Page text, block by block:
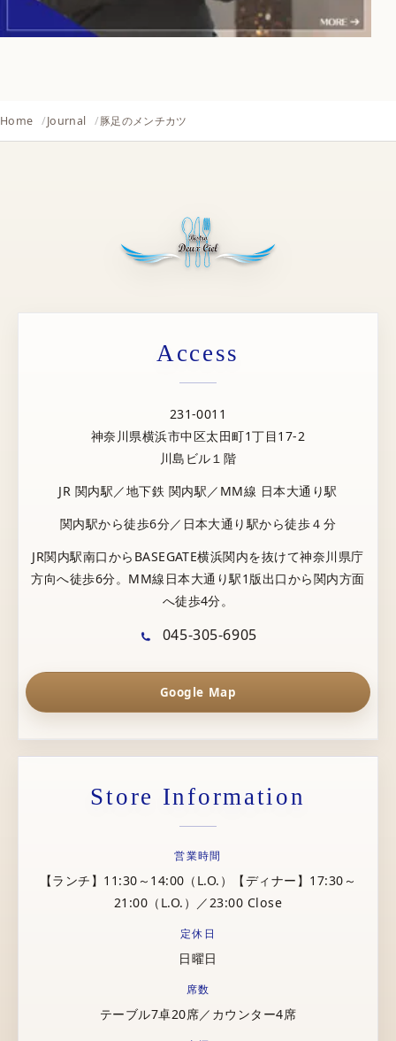
Home Journal 豚足のメンチカツ
Access
231-0011
神奈川県横浜市中区太田町1丁目17-2
川島ビル１階
JR 関内駅／地下鉄 関内駅／MM線 日本大通り駅
関内駅から徒歩6分／日本大通り駅から徒歩４分
JR関内駅南口からBASEGATE横浜関内を抜けて神奈川県庁
方向へ徒歩6分。MM線日本大通り駅1版出口から関内方面
へ徒歩4分。
045-305-6905
Google Map
Store Information
営業時間
【ランチ】11:30～14:00（L.O.）【ディナー】17:30～
21:00（L.O.）／23:00 Close
定休日
日曜日
席数
テーブル7卓20席／カウンター4席